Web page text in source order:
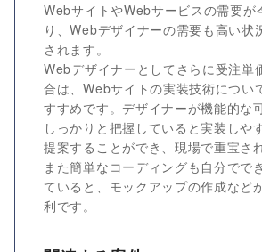
WebサイトやWebサービスの需要が
り、Webデザイナーの需要も高い状
されます。
Webデザイナーとしてさらに受注単
合は、Webサイトの実装技術につい
すすめです。デザイナーが機能的な
しっかりと把握していると実装しや
提案することができ、現場で重宝さ
また簡単なコーディングも自分でで
ていると、モックアップの作成など
利です。